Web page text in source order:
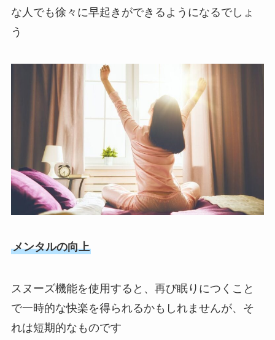
な人でも徐々に早起きができるようになるでしょ
う
メンタルの向上
スヌーズ機能を使用すると、再び眠りにつくこと
で一時的な快楽を得られるかもしれませんが、そ
れは短期的なものです